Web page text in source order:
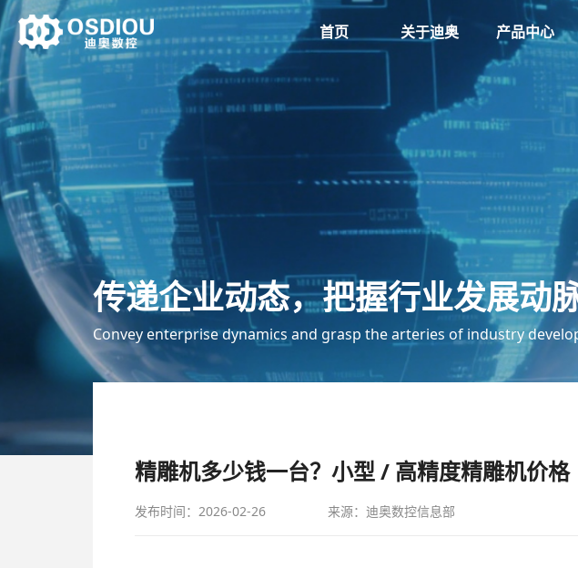
首页 关于迪奥 产品中心
传递企业动态，把握行业发展动
Convey enterprise dynamics and grasp the arteries of industry
精雕机多少钱一台？小型 / 高精度精雕机价格
发布时间：2026-02-26 来源：迪奥数控信息部